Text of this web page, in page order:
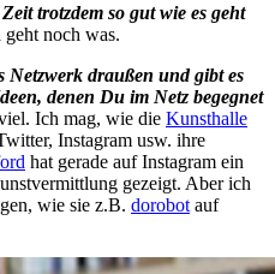
trotzdem so gut wie es geht
geht noch was.
Netzwerk draußen und gibt es
denen Du im Netz begegnet
Ich mag, wie die Kunsthalle
Instagram usw. ihre
hat gerade auf Instagram ein
gezeigt. Aber ich
wie sie z.B. dorobot auf